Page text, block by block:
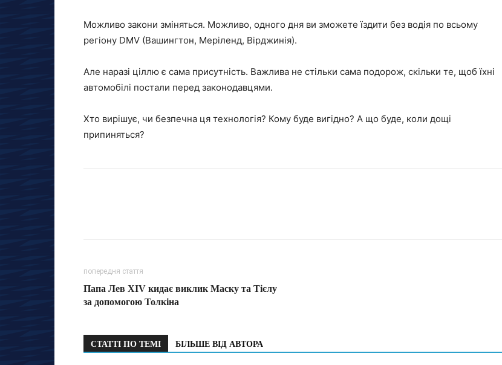
Можливо закони зміняться. Можливо, одного дня ви зможете їздити без водія по всьому
регіону DMV (Вашингтон, Меріленд, Вірджинія).
Але наразі ціллю є сама присутність. Важлива не стільки сама подорож, скільки те, щоб їхні
автомобілі постали перед законодавцями.
Хто вирішує, чи безпечна ця технологія? Кому буде вигідно? А що буде, коли дощі
припиняться?
попередня стаття
Папа Лев XIV кидає виклик Маску та Тієлу
за допомогою Толкіна
СТАТТІ ПО ТЕМІ БІЛЬШЕ ВІД АВТОРА